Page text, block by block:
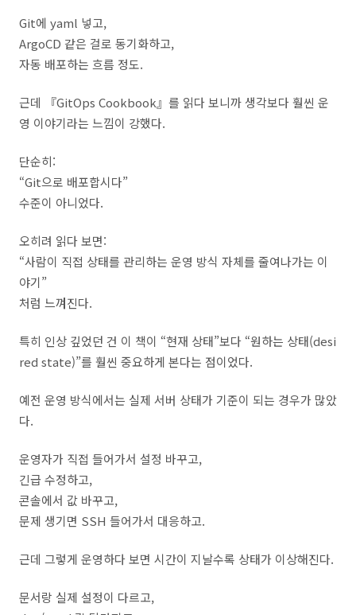
Git에 yaml 넣고,
ArgoCD 같은 걸로 동기화하고,
자동 배포하는 흐름 정도.
근데 『GitOps Cookbook』를 읽다 보니까 생각보다 훨씬 운
영 이야기라는 느낌이 강했다.
단순히:
“Git으로 배포합시다”
수준이 아니었다.
오히려 읽다 보면:
“사람이 직접 상태를 관리하는 운영 방식 자체를 줄여나가는 이
야기”
처럼 느껴진다.
특히 인상 깊었던 건 이 책이 “현재 상태”보다 “원하는 상태(desi
red state)”를 훨씬 중요하게 본다는 점이었다.
예전 운영 방식에서는 실제 서버 상태가 기준이 되는 경우가 많았
다.
운영자가 직접 들어가서 설정 바꾸고,
긴급 수정하고,
콘솔에서 값 바꾸고,
문제 생기면 SSH 들어가서 대응하고.
근데 그렇게 운영하다 보면 시간이 지날수록 상태가 이상해진다.
문서랑 실제 설정이 다르고,